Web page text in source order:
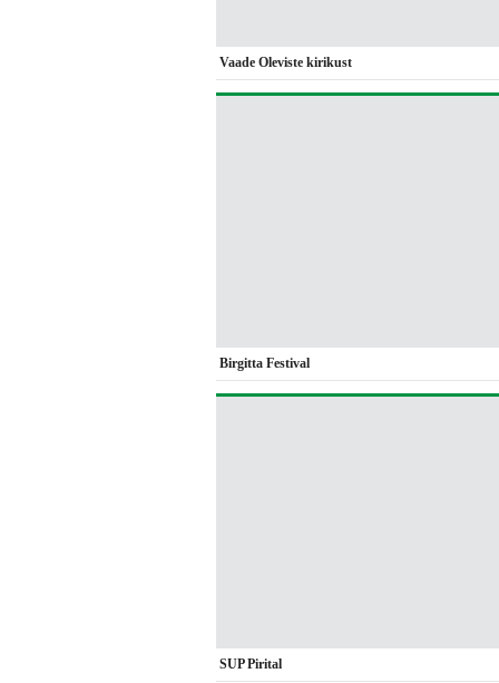
Vaade Oleviste kirikust
Birgitta Festival
SUP Pirital